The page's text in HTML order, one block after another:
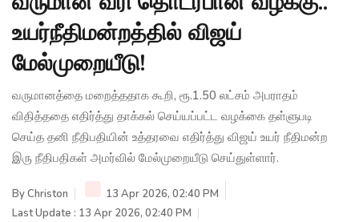
உயர்நீதிமன்றத்தில் விஜய்
மேல்முறையீடு!
வருமானத்தை மறைத்ததாக கூறி, ரூ.1.50 லட்சம் அபராதம்
விதித்ததை எதிர்த்து தாக்கல் செய்யப்பட்ட வழக்கை தள்ளுபடி
செய்த தனி நீதிபதியின் உத்தரவை எதிர்த்து விஜய் உயர் நீதிமன்ற
இரு நீதிபதிகள் அமர்வில் மேல்முறையீடு செய்துள்ளார்.
ByChriston
13 Apr 2026, 02:40 PM
Last Update : 13 Apr 2026, 02:40 PM